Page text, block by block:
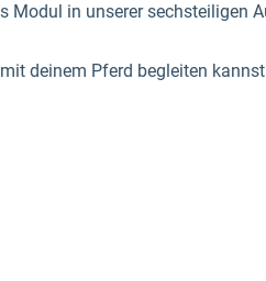
Modul in unserer sechsteiligen
deinem Pferd begleiten